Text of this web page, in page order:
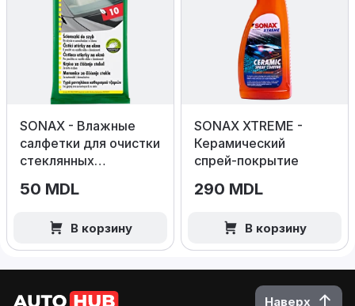
SONAX - Влажные
салфетки для очистки
стеклянных
50 MDL
В корзину
SONAX XTREME -
Керамический
спрей‑покрытие
290 MDL
В корзину
Наверх